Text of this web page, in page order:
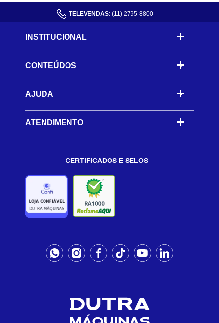
TELEVENDAS: (11) 2795-8800
INSTITUCIONAL
CONTEÚDOS -
AJUDA -
ATENDIMENTO
CERTIFICADOS E SELOS